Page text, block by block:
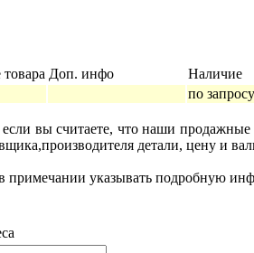
Доп. инфо Наличие
по запросу
если вы считаете, что наши
детали, цену и
примечании указывать подробную